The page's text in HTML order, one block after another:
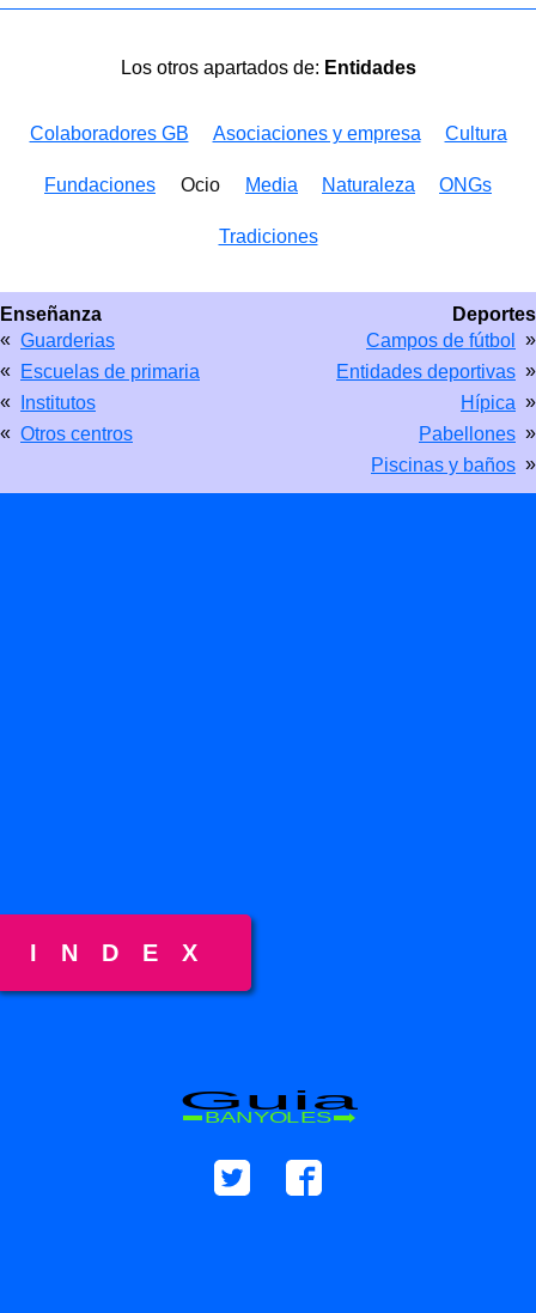
Los otros apartados de: Entidades
Colaboradores GB Asociaciones y empresa Cultura
Fundaciones Ocio Media Naturaleza ONGs
Tradiciones
Deportes
Campos de fútbol
»
Entidades deportivas »
Hípica »
Pabellones »
Piscinas y baños »
Enseñanza
« Guarderias
« Escuelas de primaria
«
Institutos
« Otros centros
Guia
BANYOLES
INDEX